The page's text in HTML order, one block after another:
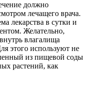
должно
лечащего врача.
лекарства в сутки и
Желательно,
влагалища
этого используют не
из пищевой соды
растений, как